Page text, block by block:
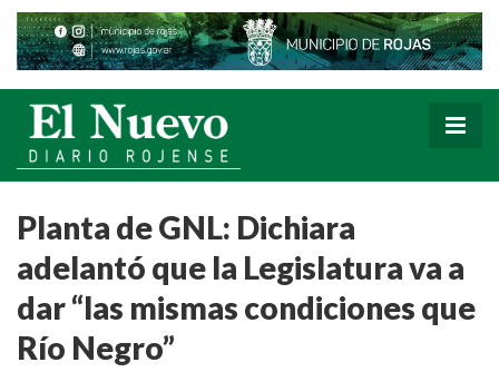
Planta de GNL: Dichiara
adelantó que la Legislatura va a
dar “las mismas condiciones que
Río Negro”